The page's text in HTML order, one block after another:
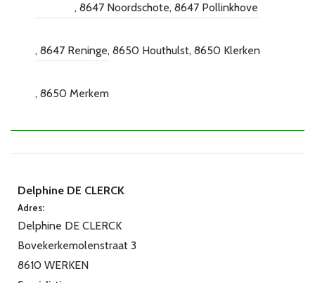
8647 Noordschote 8647 Pollinkhove
8647 Reninge 8650 Houthulst 8650 Klerken
8650 Merkem
Delphine DE CLERCK
Adres:
Delphine DE CLERCK
Bovekerkemolenstraat 3
8610 WERKEN